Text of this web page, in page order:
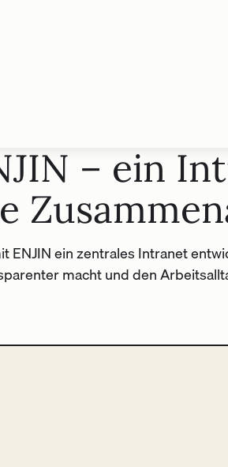
– ein
ENJIN ein zentrales Intranet
macht und den